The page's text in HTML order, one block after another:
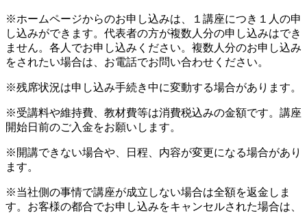
※ホームページからのお申し込みは、１講座につき１人の申
し込みができます。代表者の方が複数人分の申し込みはでき
ません。各人でお申し込みください。複数人分のお申し込み
をされたい場合は、お電話でお問い合わせください。
※残席状況は申し込み手続き中に変動する場合があります。
※受講料や維持費、教材費等は消費税込みの金額です。講座
開始日前のご入金をお願いします。
※開講できない場合や、日程、内容が変更になる場合があり
ます。
※当社側の事情で講座が成立しない場合は全額を返金しま
す。お客様の都合でお申し込みをキャンセルされた場合は、